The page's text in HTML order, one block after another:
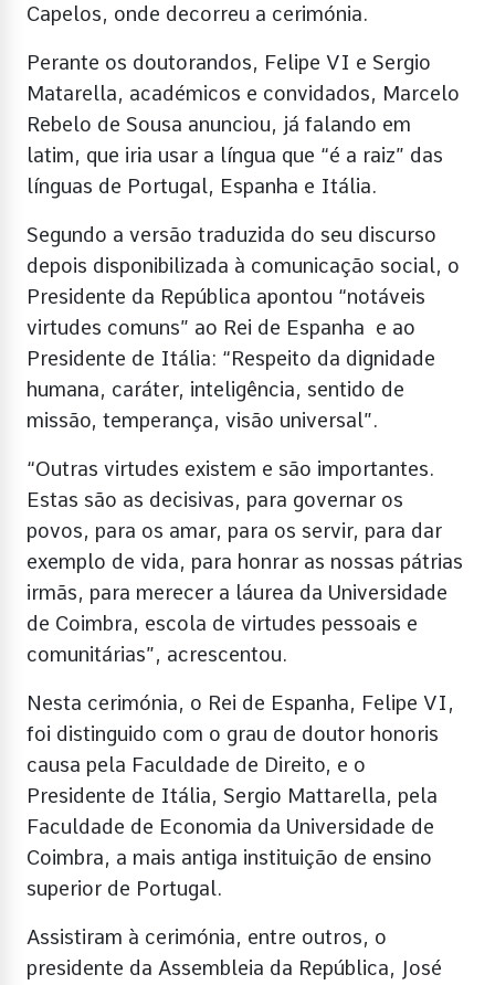
Capelos, onde decorreu a cerimónia.
Perante os doutorandos, Felipe VI e Sergio
Matarella, académicos e convidados, Marcelo
Rebelo de Sousa anunciou, já falando em
latim, que iria usar a língua que “é a raiz” das
línguas de Portugal, Espanha e Itália.
Segundo a versão traduzida do seu discurso
depois disponibilizada à comunicação social, o
Presidente da República apontou “notáveis
virtudes comuns” ao Rei de Espanha e ao
Presidente de Itália: “Respeito da dignidade
humana, caráter, inteligência, sentido de
missão, temperança, visão universal”.
“Outras virtudes existem e são importantes.
Estas são as decisivas, para governar os
povos, para os amar, para os servir, para dar
exemplo de vida, para honrar as nossas pátrias
irmãs, para merecer a láurea da Universidade
de Coimbra, escola de virtudes pessoais e
comunitárias”, acrescentou.
Nesta cerimónia, o Rei de Espanha, Felipe VI,
foi distinguido com o grau de doutor honoris
causa pela Faculdade de Direito, e o
Presidente de Itália, Sergio Mattarella, pela
Faculdade de Economia da Universidade de
Coimbra, a mais antiga instituição de ensino
superior de Portugal.
Assistiram à cerimónia, entre outros, o
presidente da Assembleia da República, José